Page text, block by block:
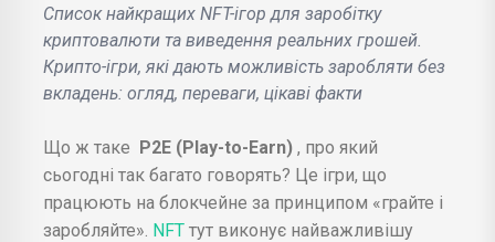
Список найкращих NFT-ігор для заробітку
криптовалюти та виведення реальних грошей.
Крипто-ігри, які дають можливість заробляти без
вкладень: огляд, переваги, цікаві факти
Що ж таке P2E (Play-to-Earn) , про який
сьогодні так багато говорять? Це ігри, що
працюють на блокчейне за принципом «грайте і
заробляйте». NFT тут виконує найважливішу